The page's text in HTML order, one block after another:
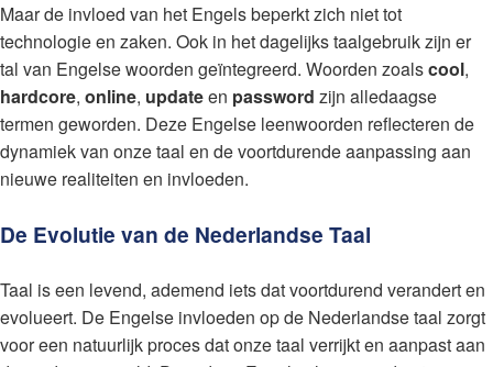
Maar de invloed van het Engels beperkt zich niet tot
technologie en zaken. Ook in het dagelijks taalgebruik zijn er
tal van Engelse woorden geïntegreerd. Woorden zoalscool,
hardcore, online, updateen password zijn alledaagse
termen geworden. Deze Engelse leenwoorden reflecteren de
dynamiek van onze taal en de voortdurende aanpassing aan
nieuwe realiteiten en invloeden.
De Evolutie van de Nederlandse Taal
Taal is een levend, ademend iets dat voortdurend verandert en
evolueert. De Engelse invloeden op de Nederlandse taal zorgt
voor een natuurlijk proces dat onze taal verrijkt en aanpast aan